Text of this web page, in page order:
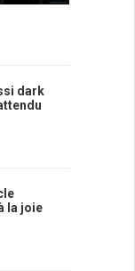
dark
la joie